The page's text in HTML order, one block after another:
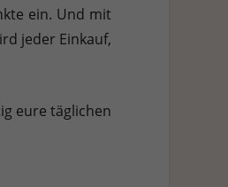
ein. Und mit
jeder Einkauf,
eure täglichen